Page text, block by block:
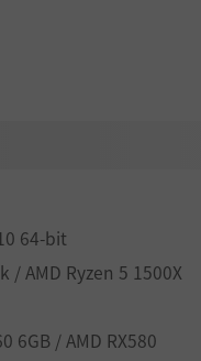
独特的特质、技能和
们去执行他们喜欢的任
64-bit
/ AMD Ryzen 5 1500X
6GB / AMD RX580